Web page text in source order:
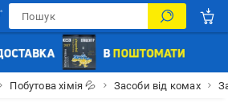
Побутова хімія 💦 Засоби від комах